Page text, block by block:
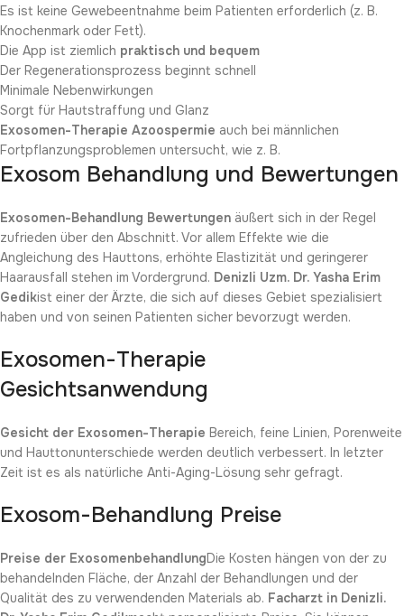
Es ist keine Gewebeentnahme beim Patienten erforderlich (z. B.
Knochenmark oder Fett).
Die App ist ziemlich praktisch und bequem
Der Regenerationsprozess beginnt schnell
Minimale Nebenwirkungen
Sorgt für Hautstraffung und Glanz
Exosomen-Therapie Azoospermie auch bei männlichen
Fortpflanzungsproblemen untersucht, wie z. B.
Exosom Behandlung und Bewertungen
Exosomen-Behandlung Bewertungen äußert sich in der Regel
zufrieden über den Abschnitt. Vor allem Effekte wie die
Angleichung des Hauttons, erhöhte Elastizität und geringerer
Haarausfall stehen im Vordergrund. Denizli Uzm. Dr. Yasha Erim
Gedikist einer der Ärzte, die sich auf dieses Gebiet spezialisiert
haben und von seinen Patienten sicher bevorzugt werden.
Exosomen-Therapie
Gesichtsanwendung
Gesicht der Exosomen-Therapie Bereich, feine Linien, Porenweite
und Hauttonunterschiede werden deutlich verbessert. In letzter
Zeit ist es als natürliche Anti-Aging-Lösung sehr gefragt.
Exosom-Behandlung Preise
Preise der ExosomenbehandlungDie Kosten hängen von der zu
behandelnden Fläche, der Anzahl der Behandlungen und der
Qualität des zu verwendenden Materials ab. Facharzt in Denizli.